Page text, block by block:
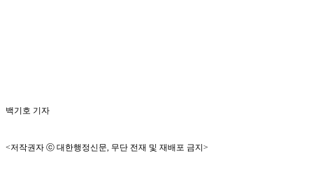
백기호 기자
<저작권자 ⓒ 대한행정신문, 무단 전재 및 재배포 금지>